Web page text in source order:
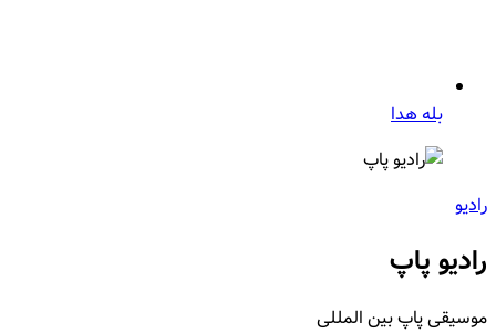
بله هدا
رادیو
رادیو پاپ
موسیقی پاپ بین المللی